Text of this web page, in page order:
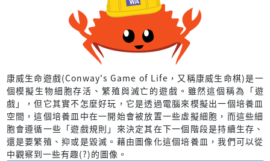
康威生命遊戲(Conway's Game of Life，又稱康威生命棋)是一
個模擬生物細胞存活、繁殖與滅亡的遊戲。雖然這個稱為「遊
戲」，但它其實不怎麼好玩，它是透過電腦來模擬出一個培養皿
空間，這個培養皿中在一開始會被放置一些虛擬細胞，而這些細
胞會遵循一些「遊戲規則」來決定其在下一個階段是持續生存、
還是要繁殖、抑或是毀滅。藉由圖像化這個培養皿，我們可以從
中觀察到一些有趣(?)的圖像。